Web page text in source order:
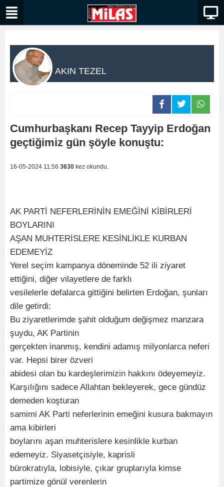
AKIN TEZEL
Cumhurbaşkanı Recep Tayyip Erdoğan
geçtiğimiz gün şöyle konuştu:
16-05-2024 11:56 3630 kez okundu.
AK PARTİ NEFERLERİNİN EMEĞİNİ KİBİRLERİ
BOYLARINI
AŞAN MUHTERİSLERE KESİNLİKLE KURBAN
EDEMEYİZ
Yerel seçim kampanya döneminde 52 ili ziyaret
ettiğini, diğer vilayetlere de farklı
vesilelerle defalarca gittiğini belirten Erdoğan, şunları
dile getirdi:
Bu ziyaretlerimde şahit olduğum değişmez manzara
şuydu, AK Partinin
gerçekten inanmış, kendini adamış milyonlarca neferi
var. Hepsi birer özveri
abidesi olan bu kardeşlerimizin hakkını ödeyemeyiz.
Karşılığını sadece Allahtan bekleyerek, gece gündüz
demeden koşturan
samimi AK Parti neferlerinin emeğini kusura bakmayın
ama kibirleri
boylarını aşan muhterislere kesinlikle kurban
edemeyiz. Siyasetçisiyle, kaprisli
bürokratıyla, lobisiyle, çıkar gruplarıyla kimse
partimize gönül verenlerin